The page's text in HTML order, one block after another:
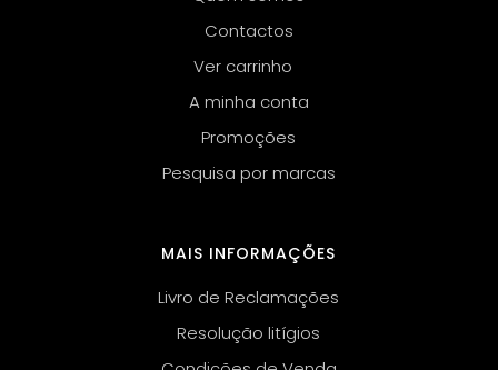
Contactos
Ver carrinho
A minha conta
Promoções
Pesquisa por marcas
MAIS INFORMAÇÕES
Livro de Reclamações
Resolução litígios